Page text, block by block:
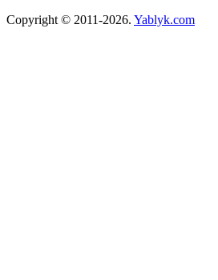
Copyright © 2011-2026. Yablyk.сom